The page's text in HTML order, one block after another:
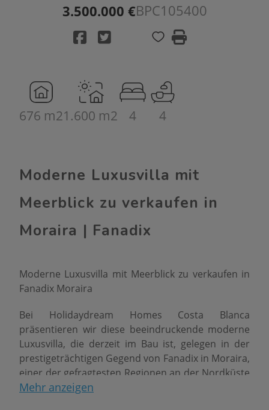
3.500.000 €BPC105400
676 m21.600 m2 4 4
Moderne Luxusvilla mit
Meerblick zu verkaufen in
Moraira | Fanadix
Moderne Luxusvilla mit Meerblick zu verkaufen in
Fanadix Moraira
Bei Holidaydream Homes Costa Blanca
präsentieren wir diese beeindruckende moderne
Luxusvilla, die derzeit im Bau ist, gelegen in der
prestigeträchtigen Gegend von Fanadix in Moraira,
einer der gefragtesten Regionen an der Nordküste
der Costa Blanca, bekannt für ihre Privatsphäre,
Mehr anzeigen